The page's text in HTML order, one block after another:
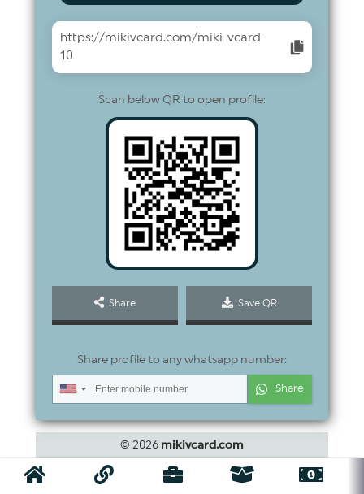
https://mikivcard.com/miki-vcard-
10
Scan below QR to open profile:
Share Save QR
Share profile to any whatsapp number:
+91 Share
© 2026 mikivcard.com